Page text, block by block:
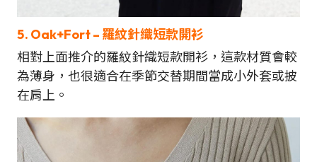
5. Oak+Fort– 羅紋針織短款開衫
相對上面推介的羅紋針織短款開衫，這款材質會較
為薄身，也很適合在季節交替期間當成小外套或披
在肩上。